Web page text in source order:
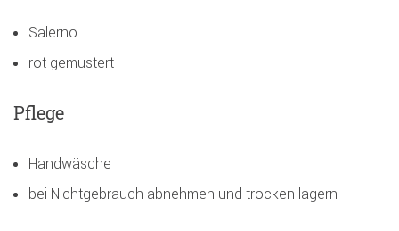
Salerno
rot gemustert
Pflege
Handwäsche
bei Nichtgebrauch abnehmen und trocken lagern